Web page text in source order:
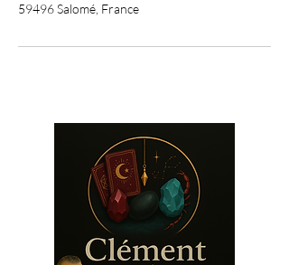
59496 Salomé, France